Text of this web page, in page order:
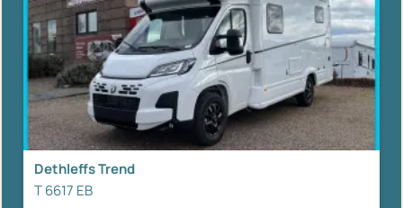
Dethleffs Trend
T 6617 EB